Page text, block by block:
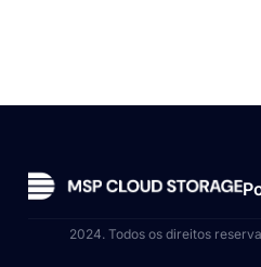
2024. Todos os direitos